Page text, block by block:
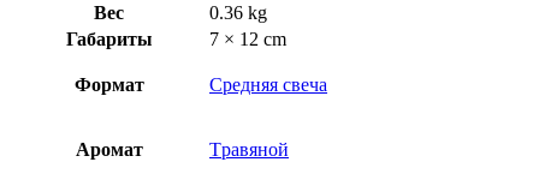
Вес
0.36 kg
Габариты
7 × 12 cm
Формат Средняя свеча
Аромат Tравяной